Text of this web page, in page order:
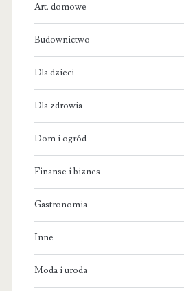
Art. domowe
Budownictwo
Dla dzieci
Dla zdrowia
Dom i ogród
Finanse i biznes
Gastronomia
Inne
Moda i uroda